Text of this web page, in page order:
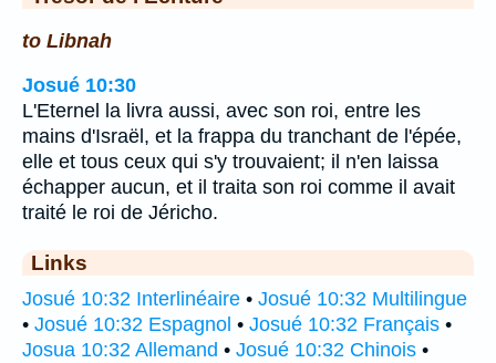
to Libnah
Josué 10:30
L'Eternel la livra aussi, avec son roi, entre les
mains d'Israël, et la frappa du tranchant de l'épée,
elle et tous ceux qui s'y trouvaient; il n'en laissa
échapper aucun, et il traita son roi comme il avait
traité le roi de Jéricho.
Links
Josué 10:32 Interlinéaire • Josué 10:32 Multilingue
• Josué 10:32 Espagnol • Josué 10:32 Français •
Josua 10:32 Allemand • Josué 10:32 Chinois •